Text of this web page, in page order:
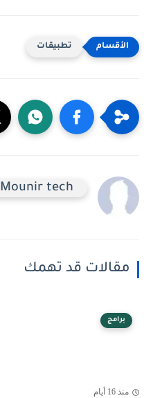
تطبيقات
Mounir tech
مقالات قد تهمك
برامج
منذ 16 أيام